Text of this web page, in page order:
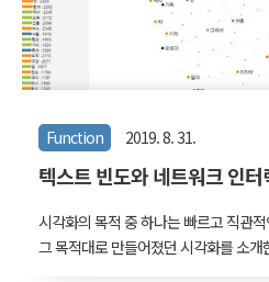
Function 2019. 8. 31.
텍스트 빈도와 네트워크 인
시각화의 목적 중 하나는 빠르고 직관
그 목적대로 만들어졌던 시각화를 소